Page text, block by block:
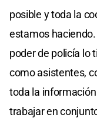
posible y toda la
estamos
poder de policía lo
como asistentes,
toda la
trabajar en